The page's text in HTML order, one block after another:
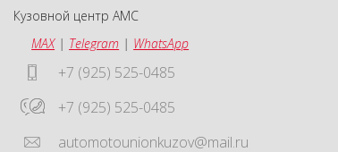
Кузовной центр АМС
MAX| Telegram | WhatsApp
+7 (925) 525-0485
+7 (925) 525-0485
automotounionkuzov@mail.ru